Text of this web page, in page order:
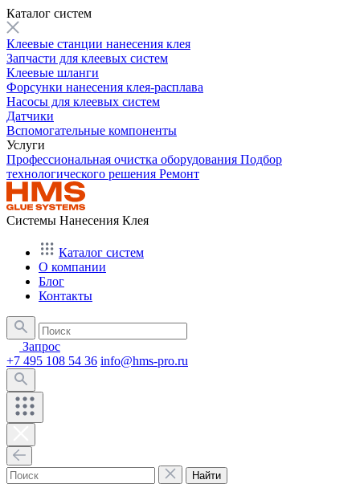
Каталог систем
Клеевые станции нанесения клея
Запчасти для клеевых систем
Клеевые шланги
Форсунки нанесения клея-расплава
Насосы для клеевых систем
Датчики
Вспомогательные компоненты
Услуги
Профессиональная очистка оборудования Подбор
технологического решения Ремонт
Системы Нанесения Клея
Каталог систем
О компании
Блог
Контакты
Запрос
+7 495 108 54 36 info@hms-pro.ru
Найти